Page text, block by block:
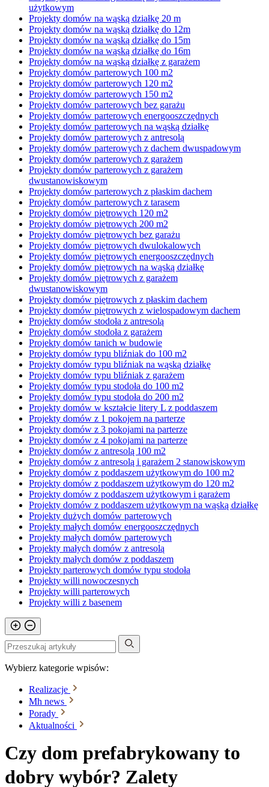
użytkowym
Projekty domów na wąską działkę 20 m
Projekty domów na wąską działkę do 12m
Projekty domów na wąską działkę do 15m
Projekty domów na wąską działkę do 16m
Projekty domów na wąską działkę z garażem
Projekty domów parterowych 100 m2
Projekty domów parterowych 120 m2
Projekty domów parterowych 150 m2
Projekty domów parterowych bez garażu
Projekty domów parterowych energooszczędnych
Projekty domów parterowych na wąską działkę
Projekty domów parterowych z antresolą
Projekty domów parterowych z dachem dwuspadowym
Projekty domów parterowych z garażem
Projekty domów parterowych z garażem
dwustanowiskowym
Projekty domów parterowych z płaskim dachem
Projekty domów parterowych z tarasem
Projekty domów piętrowych 120 m2
Projekty domów piętrowych 200 m2
Projekty domów piętrowych bez garażu
Projekty domów piętrowych dwulokalowych
Projekty domów piętrowych energooszczędnych
Projekty domów piętrowych na wąską działkę
Projekty domów piętrowych z garażem
dwustanowiskowym
Projekty domów piętrowych z płaskim dachem
Projekty domów piętrowych z wielospadowym dachem
Projekty domów stodoła z antresolą
Projekty domów stodoła z garażem
Projekty domów tanich w budowie
Projekty domów typu bliźniak do 100 m2
Projekty domów typu bliźniak na wąską działkę
Projekty domów typu bliźniak z garażem
Projekty domów typu stodoła do 100 m2
Projekty domów typu stodoła do 200 m2
Projekty domów w kształcie litery L z poddaszem
Projekty domów z 1 pokojem na parterze
Projekty domów z 3 pokojami na parterze
Projekty domów z 4 pokojami na parterze
Projekty domów z antresolą 100 m2
Projekty domów z antresolą i garażem 2 stanowiskowym
Projekty domów z poddaszem użytkowym do 100 m2
Projekty domów z poddaszem użytkowym do 120 m2
Projekty domów z poddaszem użytkowym i garażem
Projekty domów z poddaszem użytkowym na wąską działkę
Projekty dużych domów parterowych
Projekty małych domów energooszczędnych
Projekty małych domów parterowych
Projekty małych domów z antresolą
Projekty małych domów z poddaszem
Projekty parterowych domów typu stodoła
Projekty willi nowoczesnych
Projekty willi parterowych
Projekty willi z basenem
Wybierz kategorie wpisów:
Realizacje
Mh news
Porady
Aktualności
Czy dom prefabrykowany to
dobry wybór? Zalety